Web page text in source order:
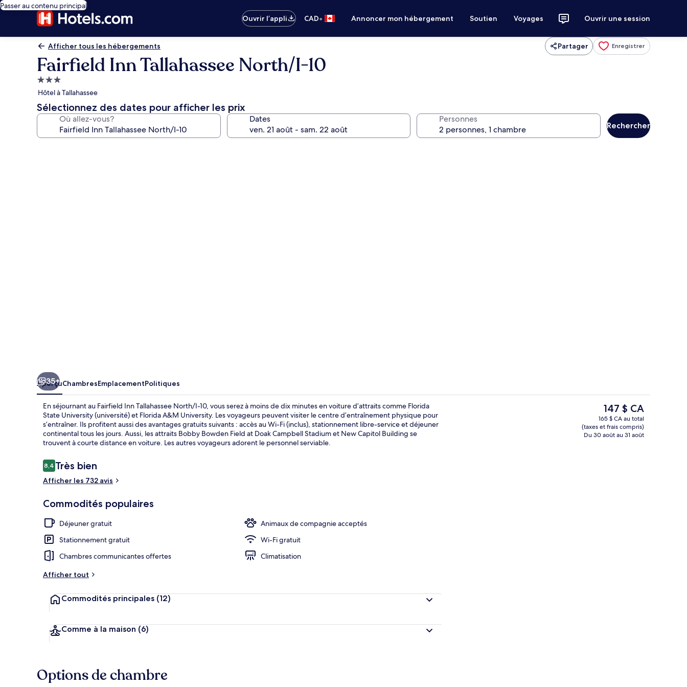
Passer au contenu principal
Ouvrir l’appli
CAD• Annoncer mon hébergement Soutien Voyages Ouvrir une session
Afficher tous les hébergements Partager Enregistrer
Fairfield Inn Tallahassee North/I-10
Hébergement
3.0 étoiles
Hôtel à Tallahassee
Sélectionnez des dates pour afficher les prix
Où allez-vous? Dates Personnes
Rechercher
Vue depuis l’hébergement
35+
AperçuChambresEmplacementPolitiques
En séjournant au Fairfield Inn Tallahassee North/I-10, vous serez à moins de dix minutes en voiture d’attraits comme Florida
State University (université) et Florida A&M University. Les voyageurs peuvent visiter le centre d’entraînement physique pour
s’entraîner. Ils profitent aussi des avantages gratuits suivants : accès au Wi-Fi (inclus), stationnement libre-service et déjeuner
continental tous les jours. Aussi, les attraits Bobby Bowden Field at Doak Campbell Stadium et New Capitol Building se
trouvent à courte distance en voiture. Les autres voyageurs adorent le personnel serviable.
Avis
8,48,4 sur 10 –
Très bien
Afficher les 732 avis
Commodités populaires
Déjeuner gratuit
Animaux de compagnie acceptés
Stationnement gratuit
Wi-Fi gratuit
Chambres communicantes offertes
Climatisation
Afficher tout
Commodités principales (12)
Comme à la maison (6)
Le
prix
actuel
est
147 $ CA
165 $ CA au total
(taxes et frais compris)
Du 30 août au 31 août
Options de chambre